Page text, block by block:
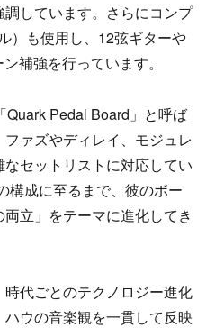
しています。さらにコンプ
）も使用し、12弦ギターや
補強を行っています。
Pedal Board」と呼ば
ァズやディレイ、モジュレ
セットリストに対応してい
構成に至るまで、彼のボー
立」をテーマに進化してき
代ごとのテクノロジー進化
ウの音楽観を一貫して反映